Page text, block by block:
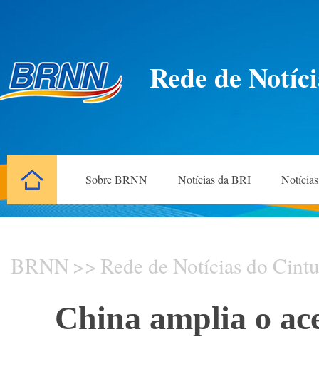
Rede de
Sobre BRNN Notícias da BRI
BRNN >> Rede de Notícias do
China amplia o